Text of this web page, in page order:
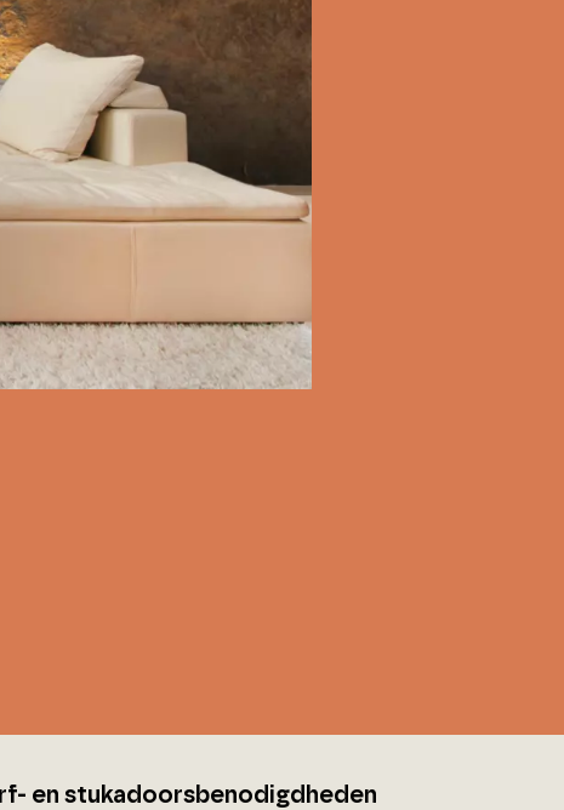
en stukadoorsbenodigdheden